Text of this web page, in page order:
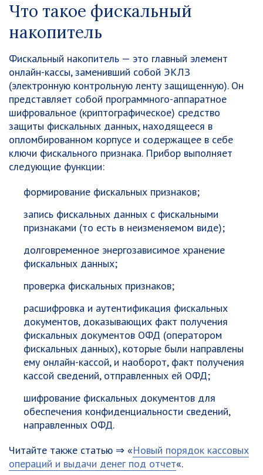
Что такое фискальный
накопитель
Фискальный накопитель — это главный элемент
онлайн-кассы, заменивший собой ЭКЛЗ
(электронную контрольную ленту защищенную). Он
представляет собой программного-аппаратное
шифровальное (криптографическое) средство
защиты фискальных данных, находящееся в
опломбированном корпусе и содержащее в себе
ключи фискального признака.Прибор выполняет
следующие функции:
формирование фискальных признаков;
запись фискальных данных с фискальными
признаками (то есть в неизменяемом виде);
долговременное энергозависимое хранение
фискальных данных;
проверка фискальных признаков;
расшифровка и аутентификация фискальных
документов, доказывающих факт получения
фискальных документов ОФД (оператором
фискальных данных), которые были направлены
ему онлайн-кассой, и наоборот, факт получения
кассой сведений, отправленных ей ОФД;
шифрование фискальных документов для
обеспечения конфиденциальности сведений,
направленных ОФД.
Читайте также статью ⇒ «Новый порядок кассовых
операций и выдачи денег под отчет«.